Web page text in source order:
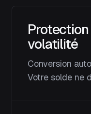
volatilité
Conversion
Votre solde ne